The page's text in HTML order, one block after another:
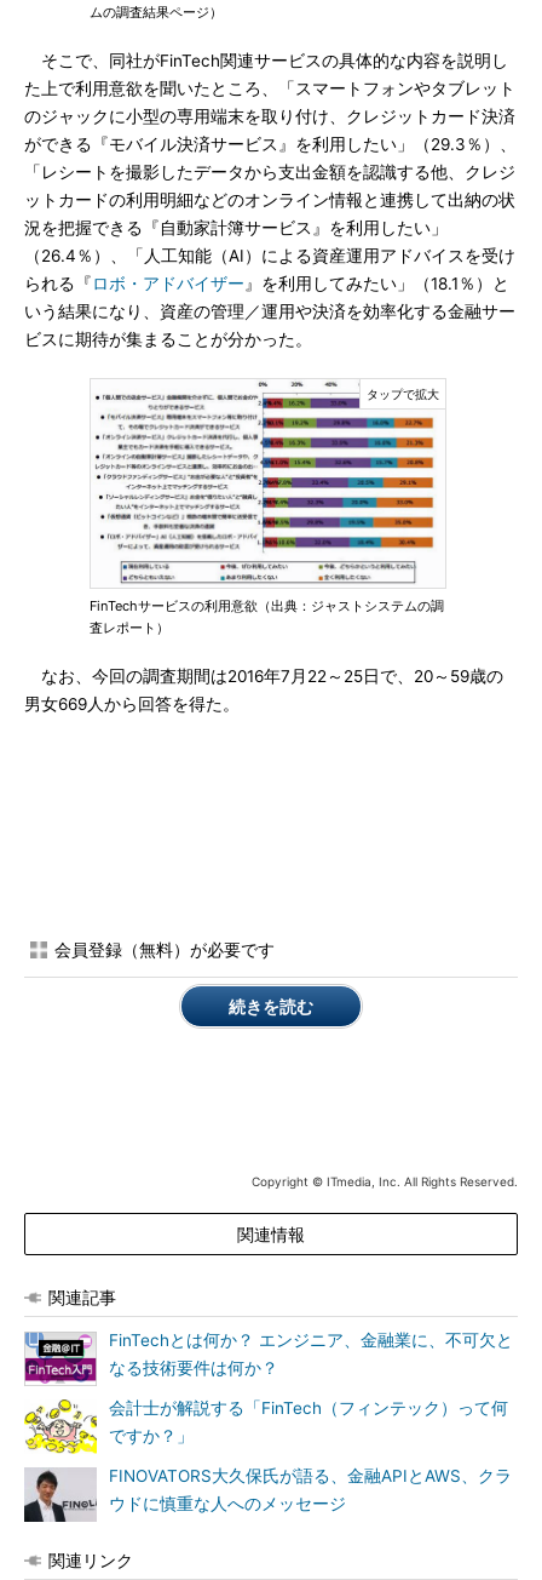
ムの調査結果ページ）
そこで、同社がFinTech関連サービスの具体的な内容を説明し
た上で利用意欲を聞いたところ、「スマートフォンやタブレット
のジャックに小型の専用端末を取り付け、クレジットカード決済
ができる『モバイル決済サービス』を利用したい」（29.3％）、
「レシートを撮影したデータから支出金額を認識する他、クレジ
ットカードの利用明細などのオンライン情報と連携して出納の状
況を把握できる『自動家計簿サービス』を利用したい」
（26.4％）、「人工知能（AI）による資産運用アドバイスを受け
られる『ロボ・アドバイザー 』を利用してみたい」（18.1％）と
いう結果になり、資産の管理／運用や決済を効率化する金融サー
ビスに期待が集まることが分かった。
FinTechサービスの利用意欲（出典：ジャストシステムの調
査レポート）
なお、今回の調査期間は2016年7月22～25日で、20～59歳の
男女669人から回答を得た。
会員登録（無料）が必要です
続きを読む
Copyright © ITmedia, Inc. All Rights Reserved.
関連情報
関連記事
FinTechとは何か？ エンジニア、金融業に、不可欠と
なる技術要件は何か？
会計士が解説する「FinTech（フィンテック）って何
ですか？」
FINOVATORS大久保氏が語る、金融APIとAWS、クラ
ウドに慎重な人へのメッセージ
関連リンク